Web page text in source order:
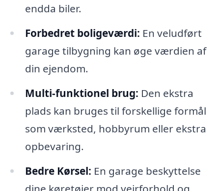
endda biler.
Forbedret boligeværdi: En veludført
garage tilbygning kan øge værdien af
din ejendom.
Multi-funktionel brug: Den ekstra
plads kan bruges til forskellige formål
som værksted, hobbyrum eller ekstra
opbevaring.
Bedre Kørsel: En garage beskyttelse